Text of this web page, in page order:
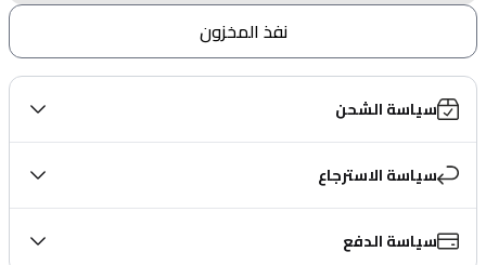
نفذ المخزون
سياسة الشحن
سياسة الاسترجاع
سياسة الدفع